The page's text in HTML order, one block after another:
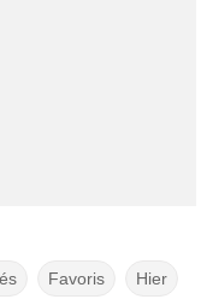
Favoris Hier